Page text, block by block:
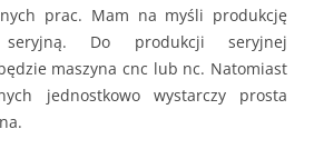
prac. Mam na myśli produkcję
Do produkcji seryjnej
maszyna cnc lub nc. Natomiast
jednostkowo wystarczy prosta